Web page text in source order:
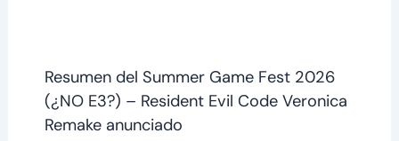
Resumen del Summer Game Fest 2026
(¿NO E3?) – Resident Evil Code Veronica
Remake anunciado